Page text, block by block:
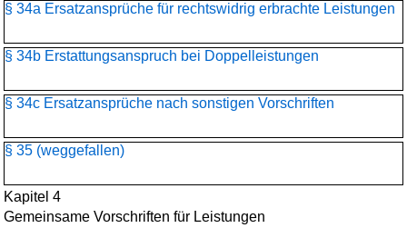
§ 34a Ersatzansprüche für rechtswidrig erbrachte Leistungen
§ 34b Erstattungsanspruch bei Doppelleistungen
§ 34c Ersatzansprüche nach sonstigen Vorschriften
§ 35 (weggefallen)
Kapitel 4
Gemeinsame Vorschriften für Leistungen